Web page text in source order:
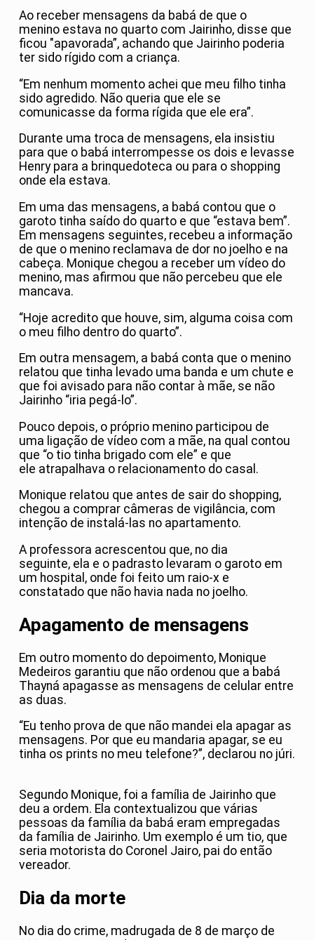
Ao receber mensagens da babá de que o
menino estava no quarto com Jairinho, disse que
ficou "apavorada”, achando que Jairinho poderia
ter sido rígido com a criança.
“Em nenhum momento achei que meu filho tinha
sido agredido. Não queria que ele se
comunicasse da forma rígida que ele era”.
Durante uma troca de mensagens, ela insistiu
para que o babá interrompesse os dois e levasse
Henry para a brinquedoteca ou para o shopping
onde ela estava.
Em uma das mensagens, a babá contou que o
garoto tinha saído do quarto e que “estava bem”.
Em mensagens seguintes, recebeu a informação
de que o menino reclamava de dor no joelho e na
cabeça. Monique chegou a receber um vídeo do
menino, mas afirmou que não percebeu que ele
mancava.
“Hoje acredito que houve, sim, alguma coisa com
o meu filho dentro do quarto”.
Em outra mensagem, a babá conta que o menino
relatou que tinha levado uma banda e um chute e
que foi avisado para não contar à mãe, se não
Jairinho “iria pegá-lo”.
Pouco depois, o próprio menino participou de
uma ligação de vídeo com a mãe, na qual contou
que “o tio tinha brigado com ele” e que
ele atrapalhava o relacionamento do casal.
Monique relatou que antes de sair do shopping,
chegou a comprar câmeras de vigilância, com
intenção de instalá-las no apartamento.
A professora acrescentou que, no dia
seguinte, ela e o padrasto levaram o garoto em
um hospital, onde foi feito um raio-x e
constatado que não havia nada no joelho.
Apagamento de mensagens
Em outro momento do depoimento, Monique
Medeiros garantiu que não ordenou que a babá
Thayná apagasse as mensagens de celular entre
as duas.
“Eu tenho prova de que não mandei ela apagar as
mensagens. Por que eu mandaria apagar, se eu
tinha os prints no meu telefone?”, declarou no júri.
Segundo Monique, foi a família de Jairinho que
deu a ordem. Ela contextualizou que várias
pessoas da família da babá eram empregadas
da família de Jairinho. Um exemplo é um tio, que
seria motorista do Coronel Jairo, pai do então
vereador.
Dia da morte
No dia do crime, madrugada de 8 de março de